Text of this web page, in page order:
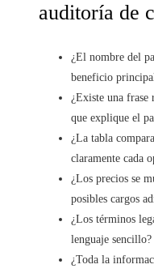
auditoría de
¿El nombre del
beneficio
¿Existe una frase
que explique el
¿La tabla
claramente cada
¿Los precios se
posibles cargos
¿Los términos
lenguaje sencillo?
¿Toda la